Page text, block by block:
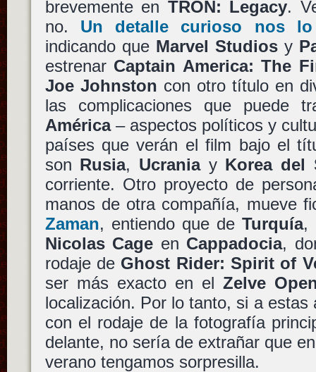
brevemente en TRON: Legacy.
no. Un detalle curioso nos
indicando que Marvel Studiosy
estrenar Captain America: The
Joe Johnston con otro título en
las complicaciones que puede
América– aspectos políticos y
países que verán el film bajo el
son Rusia, Ucraniay Korea del
corriente. Otro proyecto de
manos de otra compañía, mueve
Zaman, entiendo que de Turquía,
Nicolas Cage en Cappadocia,
rodaje de Ghost Rider: Spirit of
ser más exacto en elZelve
localización. Por lo tanto, si a estas
con el rodaje de la fotografía
delante, no sería de extrañar que
verano tengamos sorpresilla.